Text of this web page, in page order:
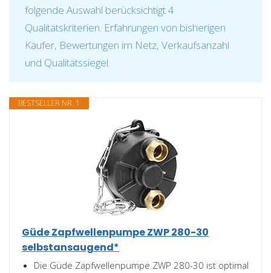
folgende Auswahl berücksichtigt 4
Qualitätskriterien. Erfahrungen von bisherigen
Käufer, Bewertungen im Netz, Verkaufsanzahl
und Qualitätssiegel.
BESTSELLER NR. 1
Güde Zapfwellenpumpe ZWP 280-30
selbstansaugend*
Die Güde Zapfwellenpumpe ZWP 280-30 ist optimal